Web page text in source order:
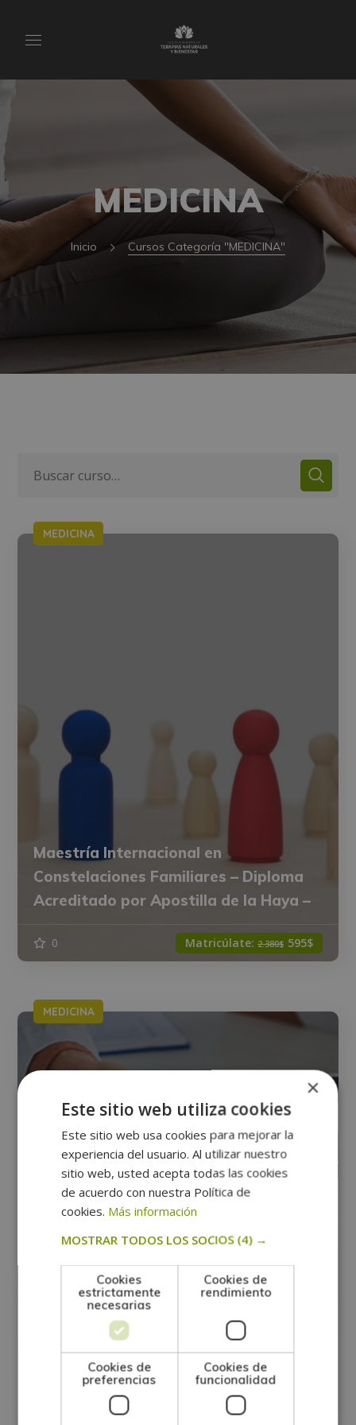
MEDICINA
Inicio Cursos Categoría "MEDICINA"
MEDICINA
Maestría Internacional en
Constelaciones Familiares – Diploma
Acreditado por Apostilla de la Haya –
0 Matricúlate: 2.380$ 595$
MEDICINA
Maestría Internacional en Fertilidad y
Reproducción Humana Asistida
(Diploma acreditado por Apostilla de
la Haya)
Matricúlate:
×
Este sitio web utiliza cookies
Este sitio web usa cookies para mejorar la
experiencia del usuario. Al utilizar nuestro
sitio web, usted acepta todas las cookies
de acuerdo con nuestra Política de
cookies. Más información
MOSTRAR TODOS LOS SOCIOS (4) →
Cookies
estrictamente
necesarias
Cookies de
rendimiento
Cookies de
preferencias
Cookies de
funcionalidad